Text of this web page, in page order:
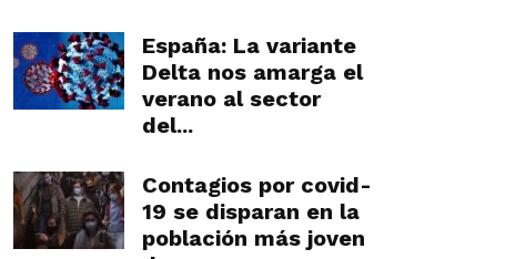
España: La variante
Delta nos amarga el
verano al sector
del...
Contagios por covid-
19 se disparan en la
población más joven